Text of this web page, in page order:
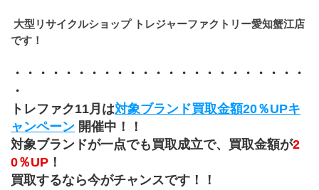
です！
・・・・・・・・・・・・・・・・・・・・・・・
・
トレファク11月は対象ブランド買取金額20％UPキ
ャンペーン 開催中！！
対象ブランドが一点でも買取成立で、買取金額が2
0％UP ！
買取するなら今がチャンスです！！